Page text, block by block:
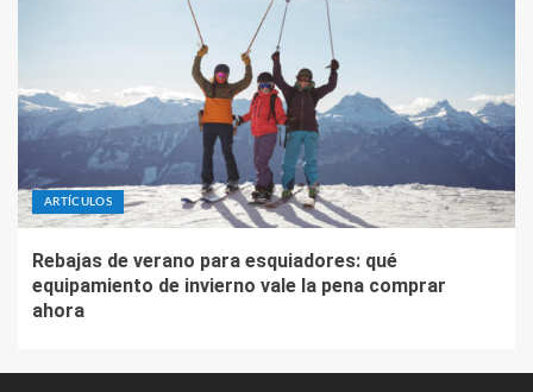
ARTÍCULOS
Rebajas de verano para esquiadores: qué
equipamiento de invierno vale la pena comprar
ahora